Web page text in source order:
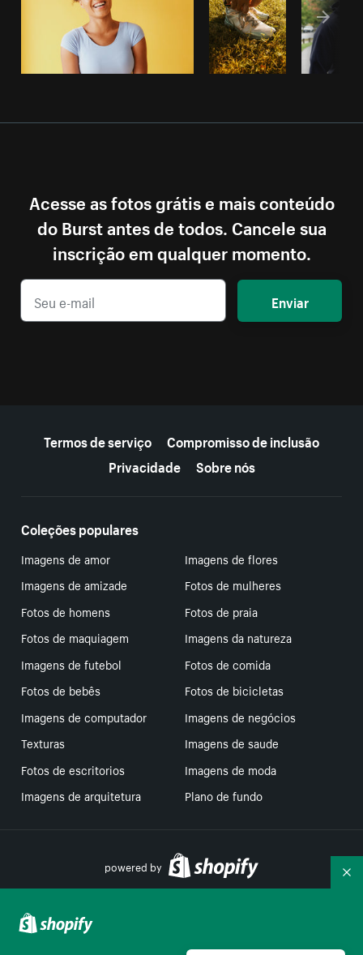
Acesse as fotos grátis e mais conteúdo
do Burst antes de todos. Cancele sua
inscrição em qualquer momento.
Enviar
Termos de serviço
Compromisso de inclusão
Privacidade
Sobre nós
Coleções populares
Imagens de amor
Imagens de flores
Imagens de amizade
Fotos de mulheres
Fotos de homens
Fotos de praia
Fotos de maquiagem
Imagens da natureza
Imagens de futebol
Fotos de comida
Fotos de bebês
Fotos de bicicletas
Imagens de computador
Imagens de negócios
Texturas
Imagens de saude
Fotos de escritorios
Imagens de moda
Imagens de arquitetura
Plano de fundo
powered by
Suas escolhas de privacidade